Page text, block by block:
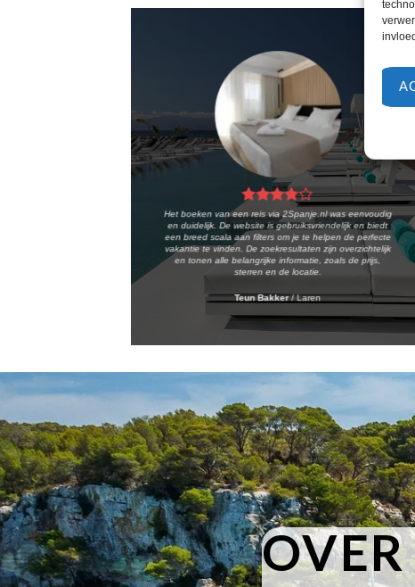
Het boeken van een reis via 2Spanje.nl was eenvoudig
en duidelijk. De website is gebruiksvriendelijk en biedt
een breed scala aan filters om je te helpen de perfecte
vakantie te vinden. De zoekresultaten zijn overzichtelijk
en tonen alle belangrijke informatie, zoals de prijs,
sterren en de locatie.
Teun Bakker /Laren